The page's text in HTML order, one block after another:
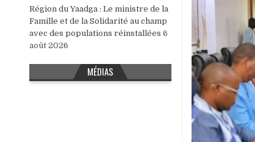
Région du Yaadga : Le ministre de la
Famille et de la Solidarité au champ
avec des populations réinstallées 6
août 2026
MÉDIAS